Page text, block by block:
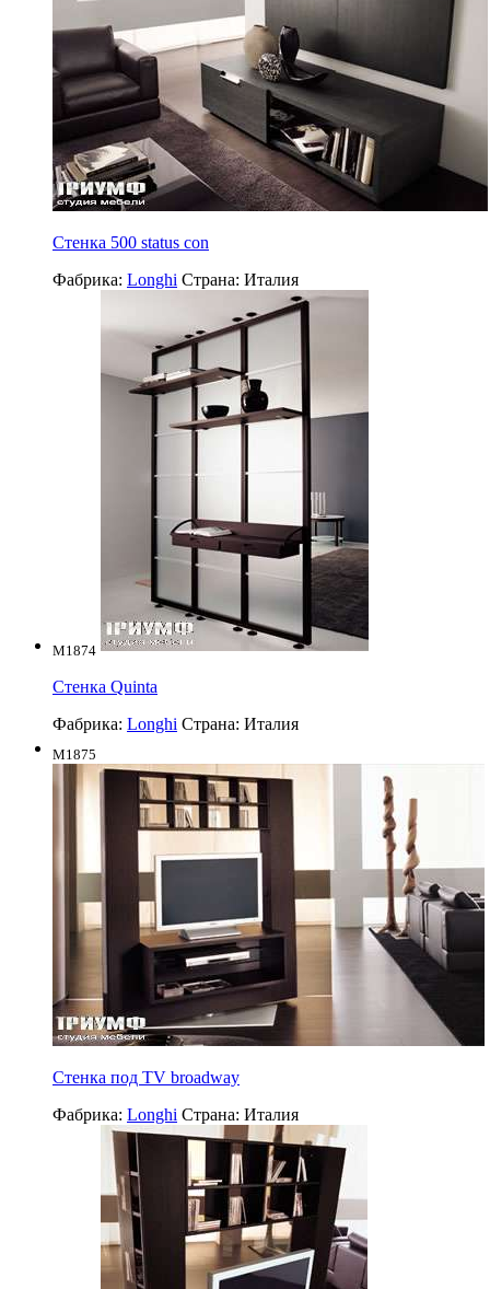
Стенка 500 status con
Фабрика: Longhi Страна: Италия
M1874
Стенка Quinta
Фабрика: Longhi Страна: Италия
M1875
Стенка под TV broadway
Фабрика: Longhi Страна: Италия